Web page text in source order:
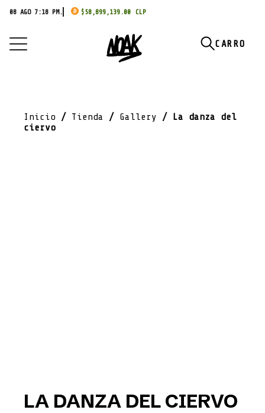
08 AGO 7:18 PM. $58,899,139.00
Inicio / Tienda / Gallery / La danza del
ciervo
LA DANZA DEL CIERVO